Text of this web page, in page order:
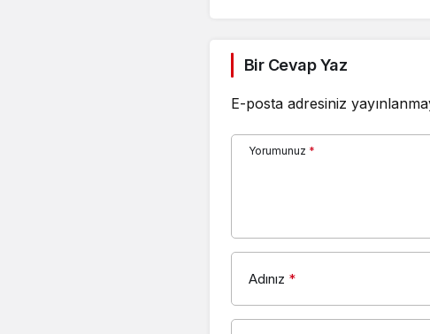
Bir Cevap Yaz
E-posta adresiniz
Yorumunuz *
Adınız *